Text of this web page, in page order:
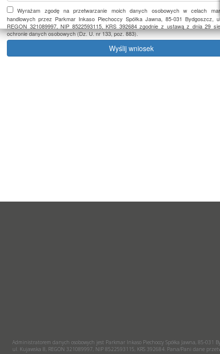
Wyrażam zgodę na przetwarzanie moich danych osobowych w celach
handlowych przez Parkmar Inkaso Piechoccy Spółka Jawna, 85-031 Bydgoszcz,
REGON 321089997, NIP 8522593115, KRS 392684 zgodnie z ustawą z dnia 29
ochronie danych osobowych (Dz. U. nr 133, poz. 883).
Administratorem danych osobowych jest Parkmar Inkaso Piechoccy Spółka Jawna, 85-031
ul. Kujawska 8, REGON 321089997, NIP 8522593115, KRS 392684. Pana/Pani dane